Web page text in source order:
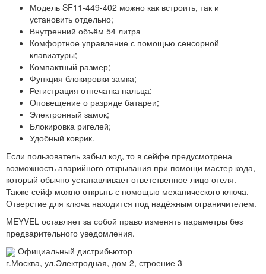
Модель SF11-449-402 можно как встроить, так и
установить отдельно;
Внутренний объём 54 литра
Комфортное управление с помощью сенсорной
клавиатуры;
Компактный размер;
Функция блокировки замка;
Регистрация отпечатка пальца;
Оповещение о разряде батареи;
Электронный замок;
Блокировка ригелей;
Удобный коврик.
Если пользователь забыл код, то в сейфе предусмотрена
возможность аварийного открывания при помощи мастер кода,
который обычно устанавливает ответственное лицо отеля.
Также сейф можно открыть с помощью механического ключа.
Отверстие для ключа находится под надёжным ограничителем.
MEYVEL оставляет за собой право изменять параметры без
предварительного уведомления.
Официальный дистрибьютор
г.Москва, ул.Электродная, дом 2, строение 3